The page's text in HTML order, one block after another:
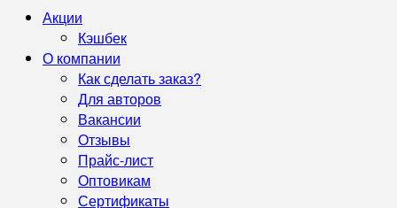
Акции
Кэшбек
О компании
Как сделать заказ?
Для авторов
Вакансии
Отзывы
Прайс-лист
Оптовикам
Сертификаты